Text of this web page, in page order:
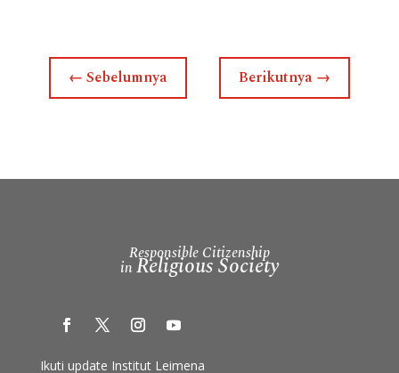
← Sebelumnya Berikutnya →
Responsible Citizenship
in Religious Society
Ikuti update Institut Leimena